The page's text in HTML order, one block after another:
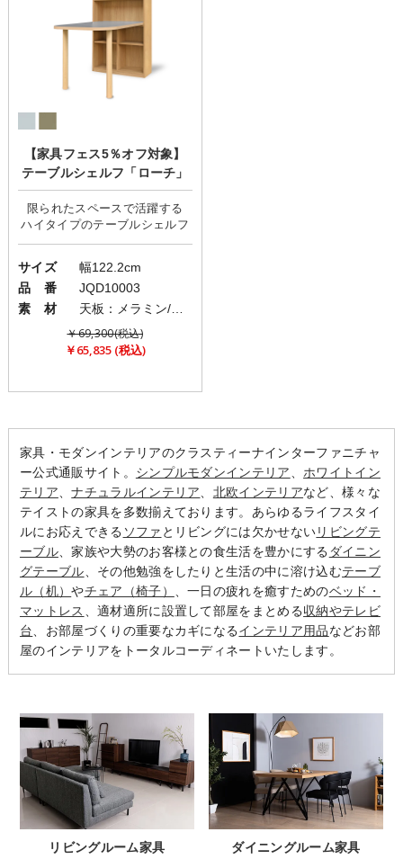
【家具フェス5％オフ対象】
テーブルシェルフ「ローチ」
限られたスペースで活躍する
サイズ
幅122.2cm
品 番
JQD10003
素 材
天板：メラミン/本体：強化紙/脚部：ラバーウッド
￥69,300(税込)
￥65,835 (税込)
家具・モダンインテリアのクラスティーナインターファニチャ
ー公式通販サイト。 シンプルモダンインテリア
ホワイトイン
テリア 、ナチュラルインテリア 北欧インテリアなど、様々な
テイストの家具を多数揃えております。あらゆるライフスタイ
ルにお応えできる ソファ とリビングには欠かせないリビングテ
ーブル、家族や大勢のお客様との食生活を豊かにする ダイニン
グテーブル 、その他勉強をしたりと生活の中に溶け込むテーブ
ル（机）やチェア（椅子） 、一日の疲れを癒すためのベッド・
マットレス
、適材適所に設置して部屋をまとめる収納やテレビ
台 、お部屋づくりの重要なカギになるインテリア用品などお部
屋のインテリアをトータルコーディネートいたします。
リビングルーム家具 ダイニングルーム家具